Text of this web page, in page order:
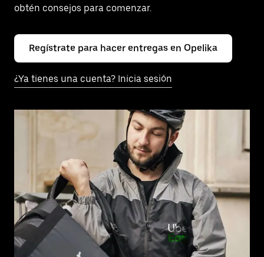
obtén consejos para comenzar.
Regístrate para hacer entregas en Opelika
¿Ya tienes una cuenta? Inicia sesión